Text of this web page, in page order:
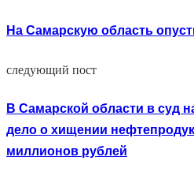
На Самарскую область
следующий пост
В Самарской области в суд
дело о хищении
миллионов рублей